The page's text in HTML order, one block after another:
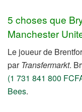
5 choses que
Manchester
Le joueur de
par Transfermarkt.
(1 731 841 800
Bees.